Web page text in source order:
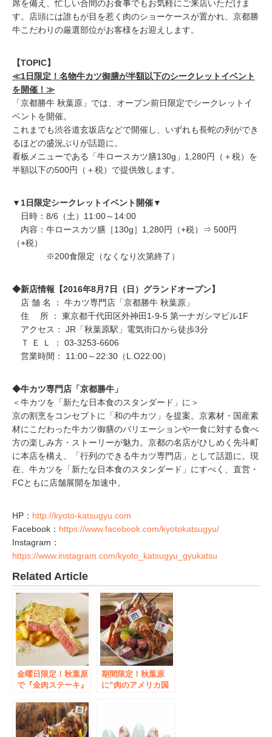
席を備え、忙しい合間のお食事でもお気軽にご来店いただけま
す。店頭には誰もが目を惹く肉のショーケースが置かれ、京都勝
牛こだわりの厳選部位がお客様をお迎えします。
【TOPIC】
≪1日限定！名物牛カツ御膳が半額以下のシークレットイベント
を開催！≫
「京都勝牛 秋葉原」では、オープン前日限定でシークレットイ
ベントを開催。
これまでも渋谷道玄坂店などで開催し、いずれも長蛇の列ができ
るほどの盛況ぶりが話題に。
看板メニューである「牛ロースカツ膳130g」1,280円（＋税）を
半額以下の500円（＋税）で提供致します。
▼1日限定シークレットイベント開催▼
日時：8/6（土）11:00～14:00
内容：牛ロースカツ膳［130g］1,280円（+税）⇒ 500円
（+税）
※200食限定（なくなり次第終了）
◆新店情報【2016年8月7日（日）グランドオープン】
店 舗 名 ： 牛カツ専門店「京都勝牛 秋葉原」
住 所 ： 東京都千代田区外神田1-9-5 第一ナガシマビル1F
アクセス： JR「秋葉原駅」電気街口から徒歩3分
Ｔ Ｅ Ｌ ： 03-3253-6606
営業時間： 11:00～22:30（L.O22:00）
◆牛カツ専門店「京都勝牛」
＜牛カツを「新たな日本食のスタンダード」に＞
京の割烹をコンセプトに「和の牛カツ」を提案。京素材・国産素
材にこだわった牛カツ御膳のバリエーションや一食に対する食べ
方の楽しみ方・ストーリーが魅力。京都の名店がひしめく先斗町
に本店を構え、「行列のできる牛カツ専門店」として話題に。現
在、牛カツを「新たな日本食のスタンダード」にすべく、直営・
FCともに店舗展開を加速中。
HP： http://kyoto-katsugyu.com
Facebook： https://www.facebook.com/kyotokatsugyu/
Instagram：
https://www.instagram.com/kyoto_katsugyu_gyukatsu
Related Article
金曜日限定！秋葉原
で『金肉ステーキ』
で包み込まれた牛モ
モ肉で“花金”をゴー
ジャスに！
期間限定！秋葉原
に“肉のアメリカ国
ペーン7月1日実施